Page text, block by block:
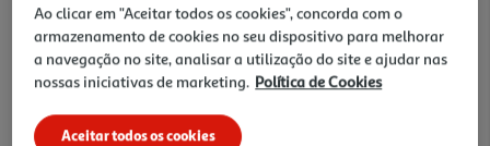
mesma
página.
2,49 €
Ao clicar em "Aceitar todos os cookies", concorda com o
armazenamento de cookies no seu dispositivo para melhorar
a navegação no site, analisar a utilização do site e ajudar nas
nossas iniciativas de marketing. Política de Cookies
Aceitar todos os cookies